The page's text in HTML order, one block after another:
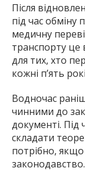
Після
під час обміну
медичну
транспорту це
для тих, хто
кожні п’ять
Водночас
чинними до
документі. Під
складати
потрібно,
законодавство.